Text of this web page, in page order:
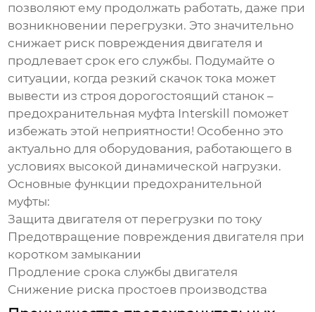
позволяют ему продолжать работать, даже при
возникновении перегрузки. Это значительно
снижает риск повреждения двигателя и
продлевает срок его службы. Подумайте о
ситуации, когда резкий скачок тока может
вывести из строя дорогостоящий станок –
предохранительная муфта Interskill
поможет
избежать этой неприятности! Особенно это
актуально для оборудования, работающего в
условиях высокой динамической нагрузки.
Основные функции предохранительной
муфты:
Защита двигателя от перегрузки по току
Предотвращение повреждения двигателя при
коротком замыкании
Продление срока службы двигателя
Снижение риска простоев производства